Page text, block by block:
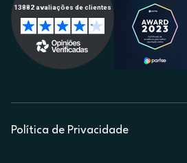
Política de Privacidade